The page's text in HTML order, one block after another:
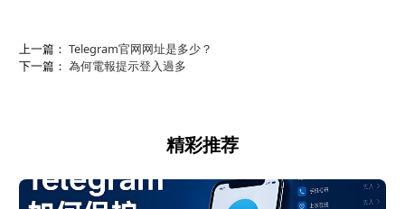
上一篇： Telegram官网网址是多少？
下一篇： 為何電報提示登入過多
精彩推荐